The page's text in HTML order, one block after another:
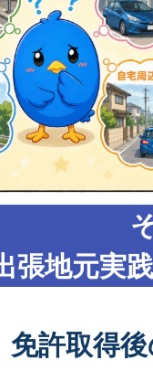
張地元実
免許取得